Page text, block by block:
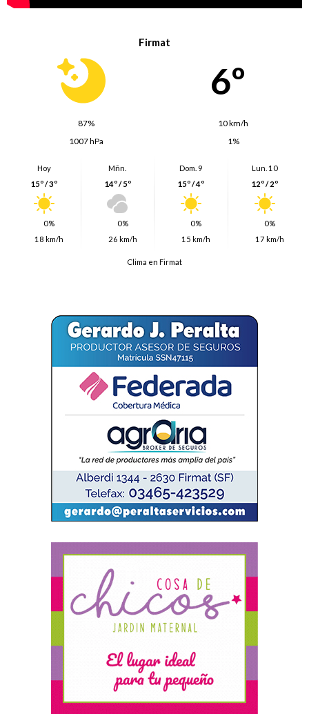
Firmat
6º
87%
10 km/h
1007 hPa
1%
Hoy
15º / 3º
0%
18 km/h
Mñn.
14º / 5º
0%
26 km/h
Dom. 9
15º / 4º
0%
15 km/h
Lun. 10
12º / 2º
0%
17 km/h
Clima en Firmat